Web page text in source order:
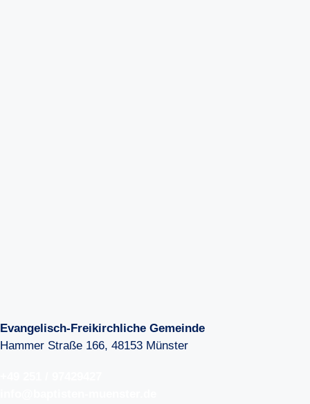
Evangelisch-Freikirchliche Gemeinde
Hammer Straße 166, 48153 Münster